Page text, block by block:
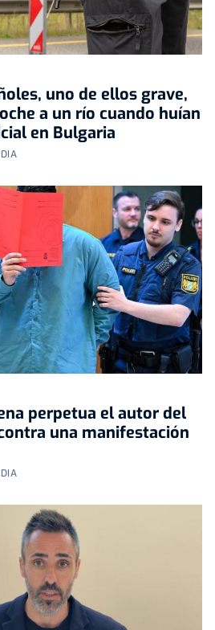
uno de ellos grave,
a un río cuando huían
en Bulgaria
perpetua el autor del
una manifestación